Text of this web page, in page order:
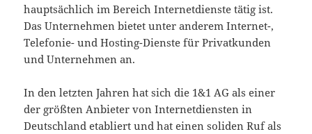
hauptsächlich im Bereich Internetdienste tätig ist.
Das Unternehmen bietet unter anderem Internet-,
Telefonie- und Hosting-Dienste für Privatkunden
und Unternehmen an.
In den letzten Jahren hat sich die 1&1 AG als einer
der größten Anbieter von Internetdiensten in
Deutschland etabliert und hat einen soliden Ruf als